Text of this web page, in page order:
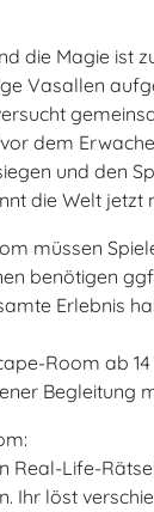
die Magie ist
Vasallen
dem
und den
die Welt jetzt
müssen
benötigen
Erlebnis
Room ab
Begleitung
Real-Life-
Ihr löst